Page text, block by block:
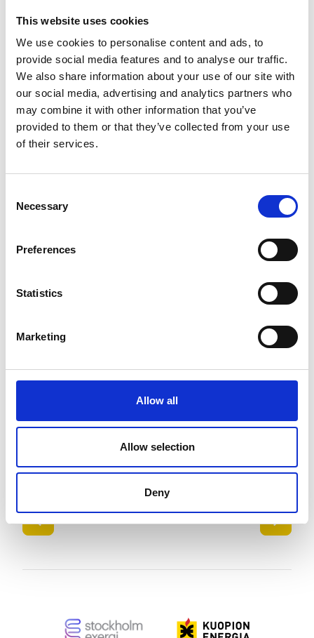
This website uses cookies
We use cookies to personalise content and ads, to
provide social media features and to analyse our traffic.
We also share information about your use of our site with
our social media, advertising and analytics partners who
may combine it with other information that you’ve
provided to them or that they’ve collected from your use
of their services.
Selection
Necessary
Preferences
Statistics
Marketing
Allow all
Allow selection
Deny
Zakup kompleksowej usługi od jednego dostawcy
prawidłowo, a co najważniejsze – pokazuje, że
podjęte działania przyniosły wymierne korzyści.
Usługi, know-how i sprzęt, które oferujemy naszym
klientom, zapewniają im wymierne korzyści.
Uważamy, że jest to najlepszy miernik naszego
sukcesu.
„Ogólna korzyść dla Kainuun Voima miała charakter
działalności”.
– Kimmo Keinänen, dyrektor generalny, Kainuun
Voima
SIIRRY EDELLISEEN